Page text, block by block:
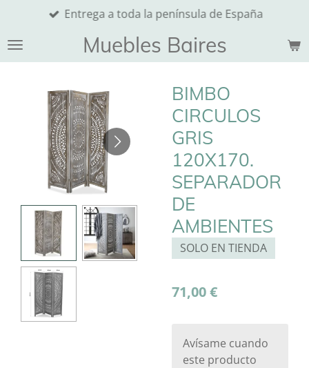
contenido
principal
Muebles Baires
Entrega a toda la península de España
BIMBO
CIRCULOS
GRIS
120X170.
SEPARADOR
DE
AMBIENTES
SOLO EN TIENDA
71,00 €
Avísame cuando
este producto